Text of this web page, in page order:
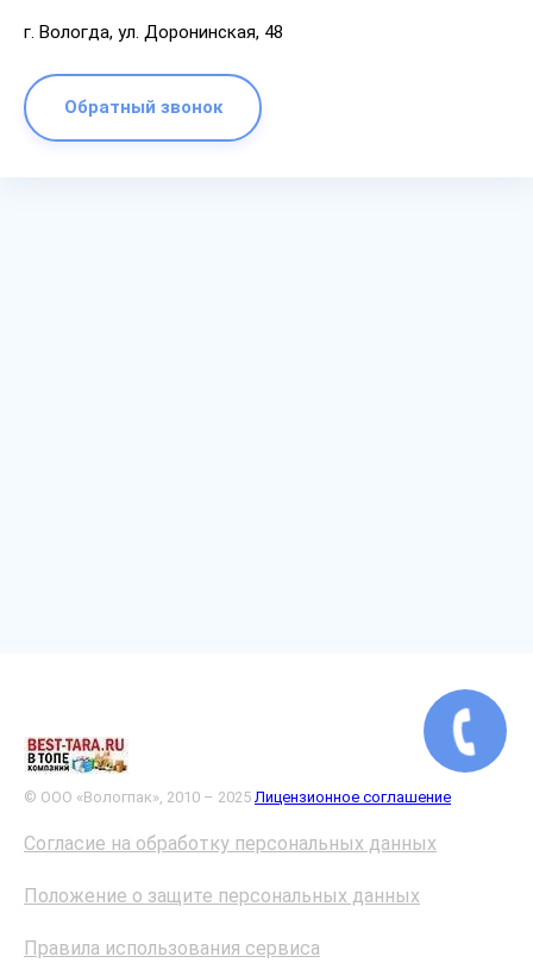
г. Вологда, ул. Доронинская, 48
Обратный звонок
© ООО «Вологпак», 2010 – 2025 Лицензионное соглашение
Согласие на обработку персональных данных
Положение о защите персональных данных
Правила использования сервиса